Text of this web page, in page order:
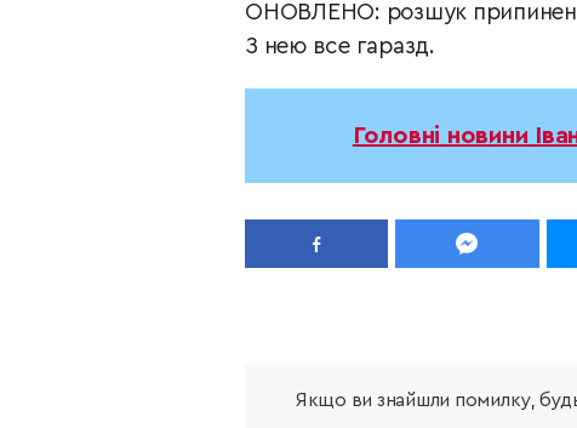
ОНОВЛЕНО: розшук
З нею все гаразд.
Головні новини
Якщо ви знайшли помилку, будь